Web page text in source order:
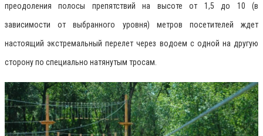
преодоления полосы препятствий на высоте от 1,5 до 10 (в
зависимости от выбранного уровня) метров посетителей ждет
настоящий экстремальный перелет через водоем с одной на другую
сторону по специально натянутым тросам.